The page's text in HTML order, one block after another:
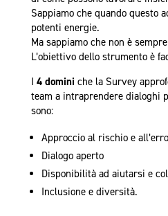
Sappiamo che quando questo
potenti energie.
Ma sappiamo che non è
L’obiettivo dello strumento è
I 4 domini che la Survey
team a intraprendere dialoghi
sono:
Approccio al rischio e
Dialogo aperto
Disponibilità ad aiutarsi e
Inclusione e diversità.